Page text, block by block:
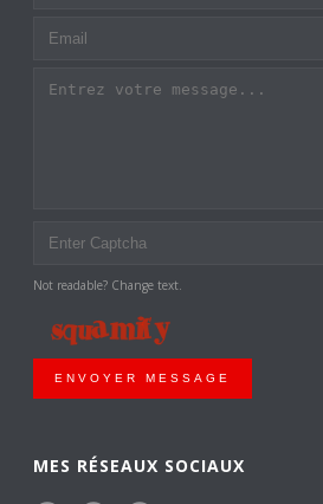
Not readable? Change text.
ENVOYER MESSAGE
MES RÉSEAUX SOCIAUX